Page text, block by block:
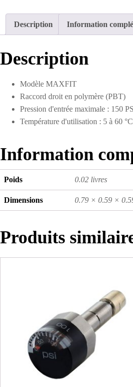
Description Information
Description
Modèle MAXFIT
Raccord droit en polymère (PBT)
Pression d'entrée maximale : 150
Température d'utilisation : 5 à 60 °C
Information
Poids 0.02 livres
Dimensions 0.79 × 0.59 ×
Produits